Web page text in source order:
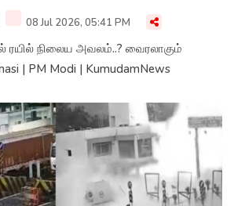
08 Jul 2026, 05:41 PM
ரயில் நிலைய அவலம்..? வைரலாகும்
| PM Modi | KumudamNews